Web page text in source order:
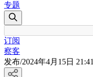
专题
订阅
察客
发布/2024年4月15日 21:41